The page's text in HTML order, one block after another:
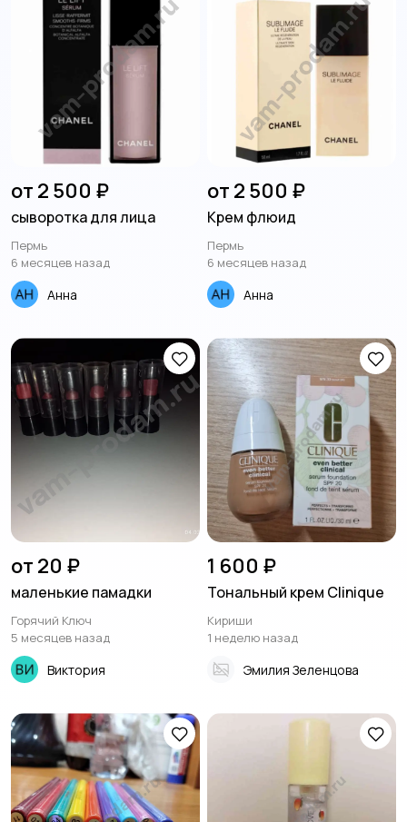
от 2 500 ₽
сыворотка для лица
Пермь
6 месяцев назад
Анна
от 2 500 ₽
Крем флюид
Пермь
6 месяцев назад
Анна
от 20 ₽
маленькие памадки
Горячий Ключ
5 месяцев назад
Виктория
1 600 ₽
Тональный крем Clinique
Кириши
1 неделю назад
Эмилия Зеленцова